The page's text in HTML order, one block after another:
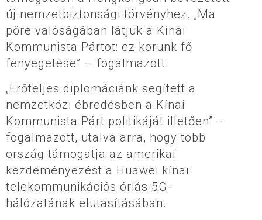
új nemzetbiztonsági törvényhez. „Ma
pőre valóságában látjuk a Kínai
Kommunista Pártot: ez korunk fő
fenyegetése” – fogalmazott.
„Erőteljes diplomáciánk segített a
nemzetközi ébredésben a Kínai
Kommunista Párt politikáját illetően” –
fogalmazott, utalva arra, hogy több
ország támogatja az amerikai
kezdeményezést a Huawei kínai
telekommunikációs óriás 5G-
hálózatának elutasításában.